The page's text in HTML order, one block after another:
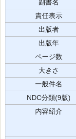
副書名
責任表示
出版者
出版年
ページ数
大きさ
一般件名
NDC分類(9版)
内容紹介